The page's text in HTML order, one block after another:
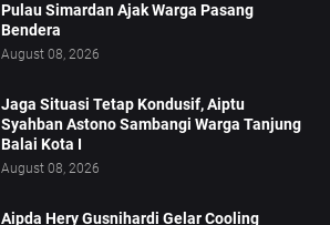
Pulau Simardan Ajak Warga Pasang
Bendera
August 08, 2026
Jaga Situasi Tetap Kondusif, Aiptu
Syahban Astono Sambangi Warga Tanjung
Balai Kota I
August 08, 2026
Aipda Hery Gusnihardi Gelar Cooling